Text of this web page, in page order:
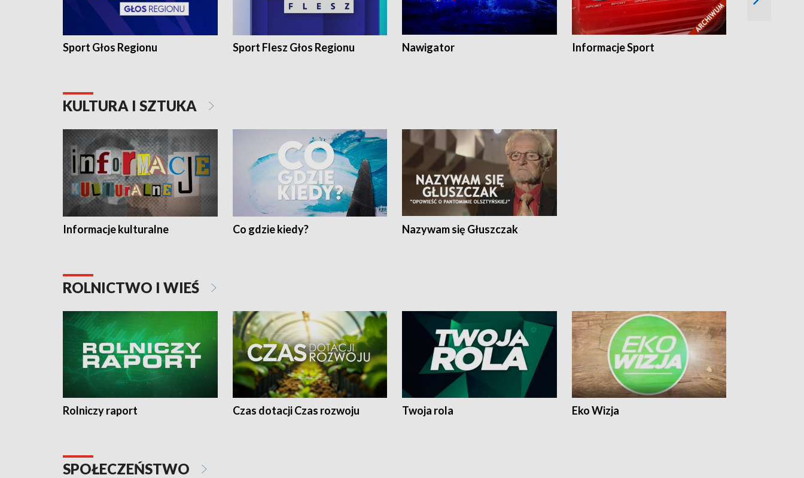
Sport Głos Regionu Sport Flesz Głos Regionu Nawigator Informacje Sport
KULTURA I SZTUKA
Informacje kulturalne Co gdzie kiedy? Nazywam się Głuszczak
ROLNICTWO I WIEŚ
Rolniczy raport Czas dotacji Czas rozwoju Twoja rola Eko Wizja
SPOŁECZEŃSTWO